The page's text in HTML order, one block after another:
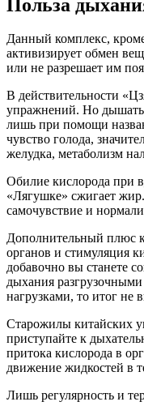
Польза
Данный комплекс,
активизирует обмен
или не разрешает им
В действительности
упражнений. Но
лишь при помощи
чувство голода,
желудка, метаболизм
Обилие кислорода при
«Лягушке» сжигает
самочувствие и
Дополнительный плюс
органов и стимуляция
добавочно вы станете
дыхания
нагрузками, то итог не
Старожилы китайских
приступайте к
притока кислорода в
движение жидкостей в
Лишь регулярность и